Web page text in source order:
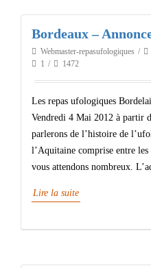
Bordeaux –
Webmaster-repasufologiques
1
1472
Les repas ufologiques
Vendredi 4 Mai 2012 à partir
parlerons de l’histoire de
l’Aquitaine comprise entre
vous attendons nombreux.
Lire la suite